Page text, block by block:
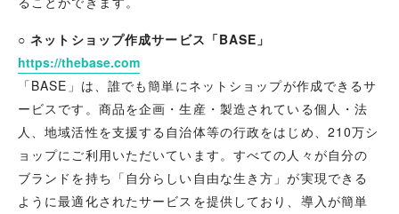
○ ネットショップ作成サービス「BASE」
https://thebase.com
「BASE」は、誰でも簡単にネットショップが作成できるサ
ービスです。商品を企画・生産・製造されている個人・法
人、地域活性を支援する自治体等の行政をはじめ、210万シ
ョップにご利用いただいています。すべての人々が自分の
ブランドを持ち「自分らしい自由な生き方」が実現できる
ように最適化されたサービスを提供しており、導入が簡単